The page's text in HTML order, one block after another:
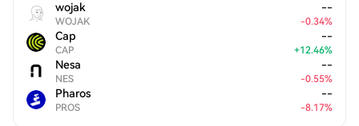
wojak
WOJAK
--
-0.34%
Cap
CAP
--
+12.46%
Nesa
NES
--
-0.55%
Pharos
PROS
--
-8.17%